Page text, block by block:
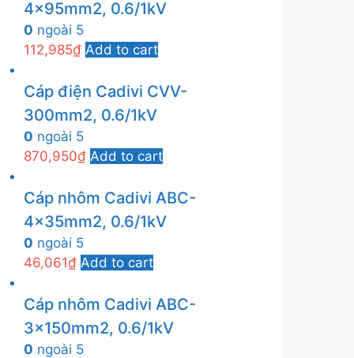
4x95mm2, 0.6/1kV
0 ngoài 5
112,985₫ Add to cart
Cáp điện Cadivi CVV-
300mm2, 0.6/1kV
0 ngoài 5
870,950₫ Add to cart
Cáp nhôm Cadivi ABC-
4x35mm2, 0.6/1kV
0 ngoài 5
46,061₫ Add to cart
Cáp nhôm Cadivi ABC-
3x150mm2, 0.6/1kV
0 ngoài 5